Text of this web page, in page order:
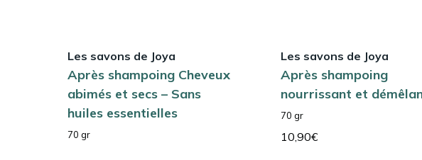
Les savons de Joya
Après shampoing Cheveux
abimés et secs – Sans
huiles essentielles
70 gr
Les savons de Joya
Après shampoing
nourrissant et
70 gr
10,90€